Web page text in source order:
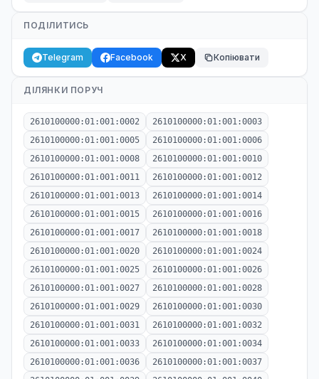
ПОДІЛИТИСЬ
Telegram Facebook X Копіювати
ДІЛЯНКИ ПОРУЧ
2610100000:01:001:0002
2610100000:01:001:0003
2610100000:01:001:0005
2610100000:01:001:0006
2610100000:01:001:0008
2610100000:01:001:0010
2610100000:01:001:0011
2610100000:01:001:0012
2610100000:01:001:0013
2610100000:01:001:0014
2610100000:01:001:0015
2610100000:01:001:0016
2610100000:01:001:0017
2610100000:01:001:0018
2610100000:01:001:0020
2610100000:01:001:0024
2610100000:01:001:0025
2610100000:01:001:0026
2610100000:01:001:0027
2610100000:01:001:0028
2610100000:01:001:0029
2610100000:01:001:0030
2610100000:01:001:0031
2610100000:01:001:0032
2610100000:01:001:0033
2610100000:01:001:0034
2610100000:01:001:0036
2610100000:01:001:0037